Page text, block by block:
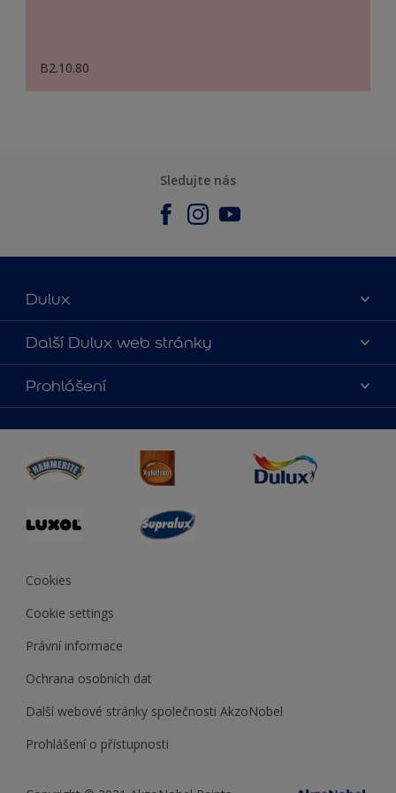
B2.10.80
Sledujte nás
Dulux
O nás
Kontaktujte nás
Najít obchod
Další Dulux web stránky
duluxmalir.cz
duluxmaliar.sk
duluxprodejnabarev.cz
duluxpredajnafarieb.sk
Prohlášení
Cookies
Cookie settings
Právní informace
Ochrana osobních dat
Další webové stránky společnosti AkzoNobel
Prohlášení o přístupnosti